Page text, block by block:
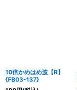
10倍かめはめ波【R】
{FB03-137}